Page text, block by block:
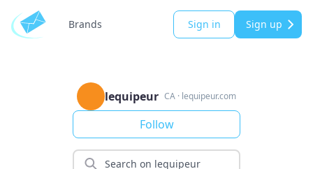
Brands Sign in Sign up
lequipeur CA · lequipeur.com
Follow